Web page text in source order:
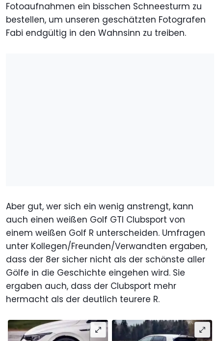
Fotoaufnahmen ein bisschen Schneesturm zu
bestellen, um unseren geschätzten Fotografen
Fabi endgültig in den Wahnsinn zu treiben.
Aber gut, wer sich ein wenig anstrengt, kann
auch einen weißen Golf GTI Clubsport von
einem weißen Golf R unterscheiden. Umfragen
unter Kollegen/Freunden/Verwandten ergaben,
dass der 8er sicher nicht als der schönste aller
Gölfe in die Geschichte eingehen wird. Sie
ergaben auch, dass der Clubsport mehr
hermacht als der deutlich teurere R.